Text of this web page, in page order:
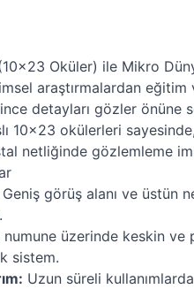
Oküler) ile Mikro
araştırmalardan eğitim
detayları gözler önüne
10x23 okülerleri
netliğinde gözlemleme
Geniş görüş alanı ve üstün
üzerinde keskin ve
sistem.
Uzun süreli